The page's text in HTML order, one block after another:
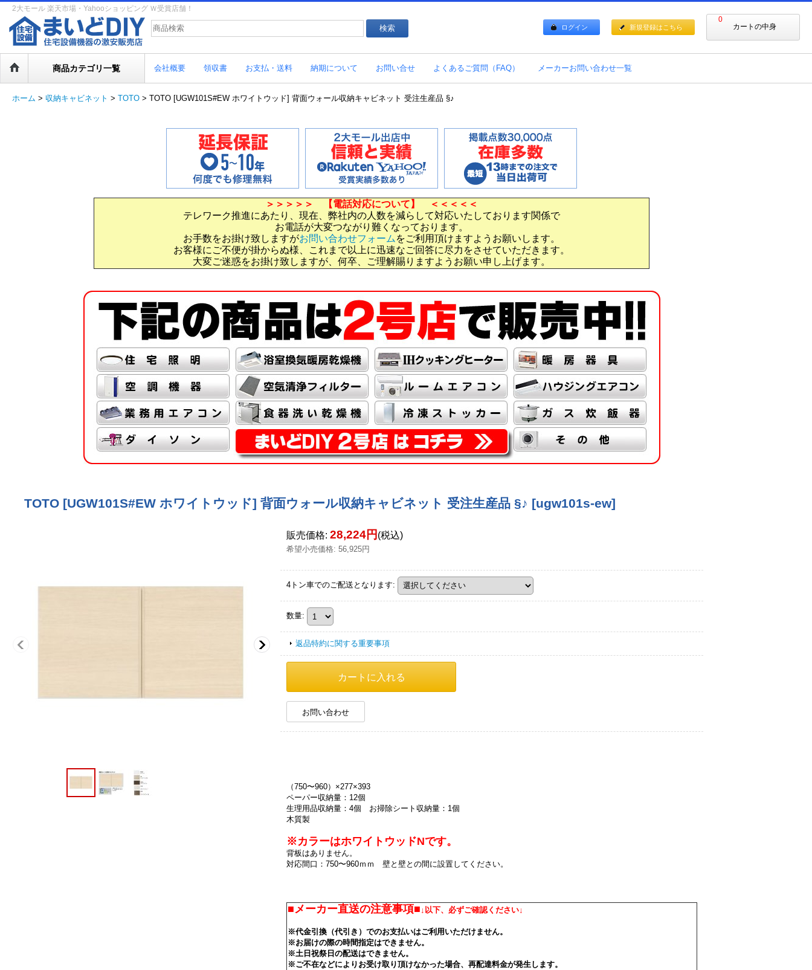
2大モール 楽天市場・Yahooショッピング Ｗ受賞店舗！
0
カートの中身
ログイン 新規登録はこちら
商品カテゴリ一覧 会社概要 領収書 お支払・送料 納期について お問い合せ よくあるご質問（FAQ） メーカーお問い合わせ一覧
ホーム > 収納キャビネット > TOTO > TOTO [UGW101S#EW ホワイトウッド] 背面ウォール収納キャビネット 受注生産品 §♪
＞＞＞＞＞ 【電話対応について】 ＜＜＜＜＜
テレワーク推進にあたり、現在、弊社内の人数を減らして対応いたしております関係で
お電話が大変つながり難くなっております。
お手数をお掛け致しますがお問い合わせフォーム をご利用頂けますようお願いします。
お客様にご不便が掛からぬ様、これまで以上に迅速なご回答に尽力をさせていただきます。
大変ご迷惑をお掛け致しますが、何卒、ご理解賜りますようお願い申し上げます。
TOTO [UGW101S#EW ホワイトウッド] 背面ウォール収納キャビネット 受注生産品 §♪ [ugw101s-ew]
販売価格: 28,224円 (税込)
希望小売価格: 56,925円
4トン車でのご配送となります:
数量:
返品特約に関する重要事項
お問い合わせ
（750〜960）×277×393
ペーパー収納量：12個
生理用品収納量：4個 お掃除シート収納量：1個
木質製
※カラーはホワイトウッドNです。
背板はありません。
対応間口：750〜960ｍｍ 壁と壁との間に設置してください。
■メーカー直送の注意事項■↓以下、必ずご確認ください↓
※代金引換（代引き）でのお支払いはご利用いただけません。
※お届けの際の時間指定はできません。
※土日祝祭日の配送はできません。
※ご不在などによりお受け取り頂けなかった場合、再配達料金が発生します。